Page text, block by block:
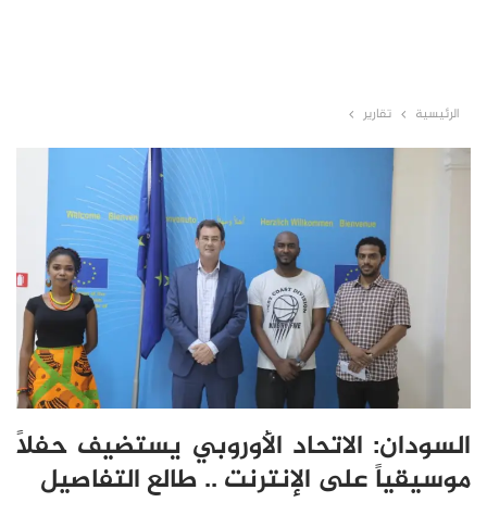
الرئيسية تقارير
السودان: الاتحاد الأوروبي يستضيف حفلاً
موسيقياً على الإنترنت .. طالع التفاصيل